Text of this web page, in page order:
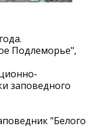
Подлеморье",
заповедного
"Белого